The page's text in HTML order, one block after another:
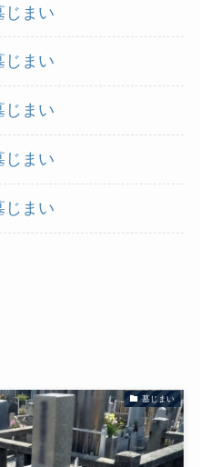
まい
まい
まい
まい
まい
墓じまい